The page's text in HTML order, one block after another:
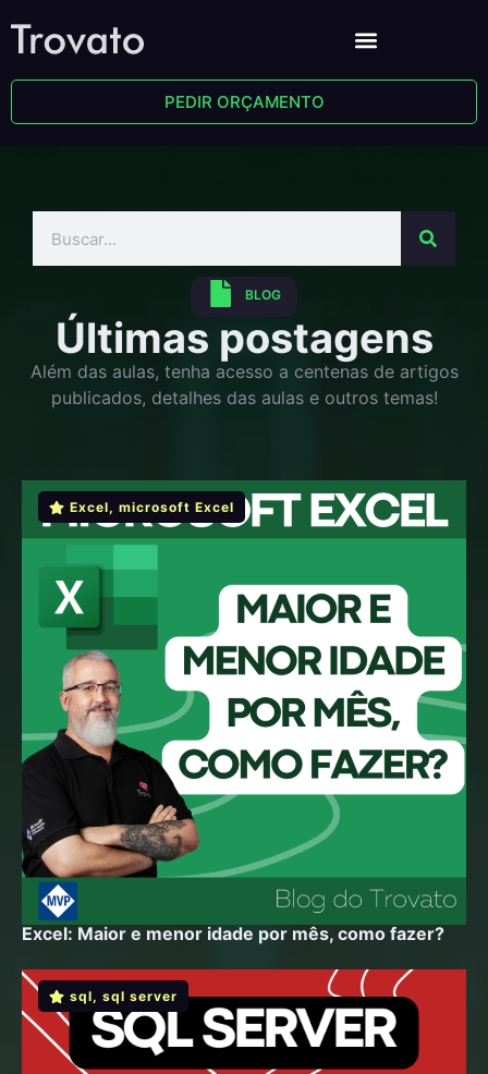
PEDIR ORÇAMENTO
BLOG
Últimas postagens
Além das aulas, tenha acesso a centenas de artigos
publicados, detalhes das aulas e outros temas!
Excel, microsoft Excel
Excel: Maior e menor idade por mês, como fazer?
sql, sql server